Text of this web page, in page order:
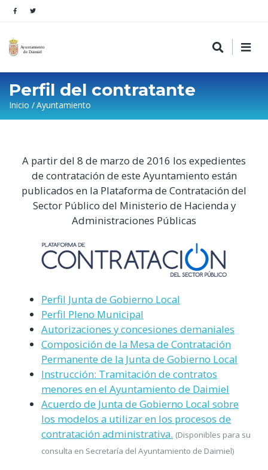
Perfil del contratante
Sobrescribir
enlaces
ayuda
la
navegación
Inicio Ayuntamiento
A partir del 8 de marzo de 2016 los expedientes
de contratación de este Ayuntamiento están
publicados en la Plataforma de Contratación del
Sector Público del Ministerio de Hacienda y
Administraciones Públicas
Perfil Junta de Gobierno Local
Perfil Pleno Municipal
Autorizaciones y concesiones demaniales
Composición de la Mesa de Contratación
Permanente de la Junta de Gobierno Local
Instrucción: Tramitación de contratos
menores en el Ayuntamiento de Daimiel
Acuerdo de Junta de Gobierno Local sobre
los modelos a utilizar en los procesos de
contratación administrativa. (Disponibles para su
consulta en Secretaría del Ayuntamiento de Daimiel)